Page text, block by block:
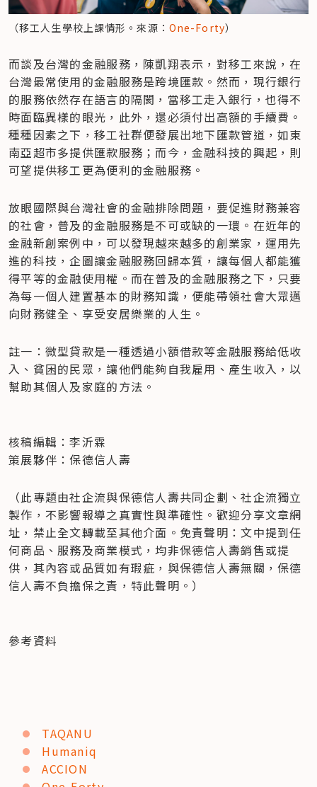
（移工人生學校上課情形。來源： One-Forty）
而談及台灣的金融服務，陳凱翔表示，對移工來說，在
台灣最常使用的金融服務是跨境匯款。然而，現行銀行
的服務依然存在語言的隔閡，當移工走入銀行，也得不
時面臨異樣的眼光，此外，還必須付出高額的手續費。
種種因素之下，移工社群便發展出地下匯款管道，如東
南亞超市多提供匯款服務；而今，金融科技的興起，則
可望提供移工更為便利的金融服務。
放眼國際與台灣社會的金融排除問題，要促進財務兼容
的社會，普及的金融服務是不可或缺的一環。在近年的
金融新創案例中，可以發現越來越多的創業家，運用先
進的科技，企圖讓金融服務回歸本質，讓每個人都能獲
得平等的金融使用權。而在普及的金融服務之下，只要
為每一個人建置基本的財務知識，便能帶領社會大眾邁
向財務健全、享受安居樂業的人生。
註一：微型貸款是一種透過小額借款等金融服務給低收
入、貧困的民眾，讓他們能夠自我雇用、產生收入，以
幫助其個人及家庭的方法。
核稿編輯：李沂霖
策展夥伴：保德信人壽
（此專題由社企流與保德信人壽共同企劃、社企流獨立
製作，不影響報導之真實性與準確性。歡迎分享文章網
址，禁止全文轉載至其他介面。免責聲明：文中提到任
何商品、服務及商業模式，均非保德信人壽銷售或提
供，其內容或品質如有瑕疵，與保德信人壽無關，保德
信人壽不負擔保之責，特此聲明。）
參考資料
TAQANU
Humaniq
ACCION